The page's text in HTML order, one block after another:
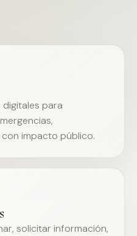
para
impacto público.
solicitar información,